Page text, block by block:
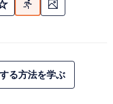
る方法を学ぶ